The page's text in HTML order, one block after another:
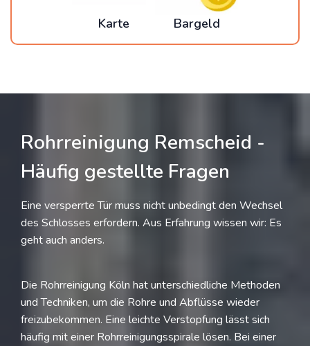
Karte Bargeld
Rohrreinigung Remscheid -
Häufig gestellte Fragen
Eine versperrte Tür muss nicht unbedingt den Wechsel
des Schlosses erfordern. Aus Erfahrung wissen wir: Es
geht auch anders.
Die Rohrreinigung Köln hat unterschiedliche Methoden
und Techniken, um die Rohre und Abflüsse wieder
freizubekommen. Eine leichte Verstopfung lässt sich
häufig mit einer Rohrreinigungsspirale lösen. Bei einer